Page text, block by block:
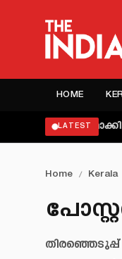
HOME
LATEST
വി.ഡി.
Home / Kerala
തിരഞ്ഞെടുപ്പ്